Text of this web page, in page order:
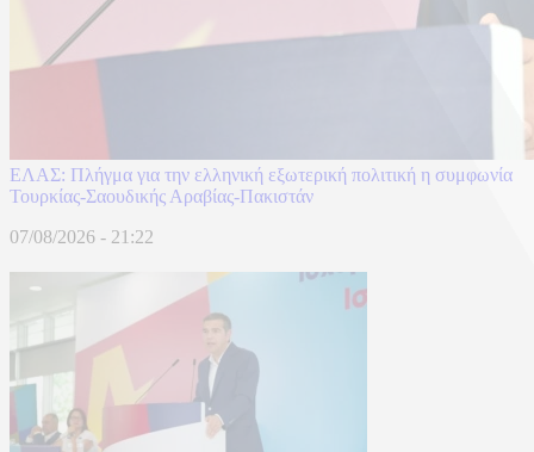
ΕΛΑΣ: Πλήγμα για την ελληνική εξωτερική πολιτική η συμφωνία
Τουρκίας-Σαουδικής Αραβίας-Πακιστάν
07/08/2026 - 21:22